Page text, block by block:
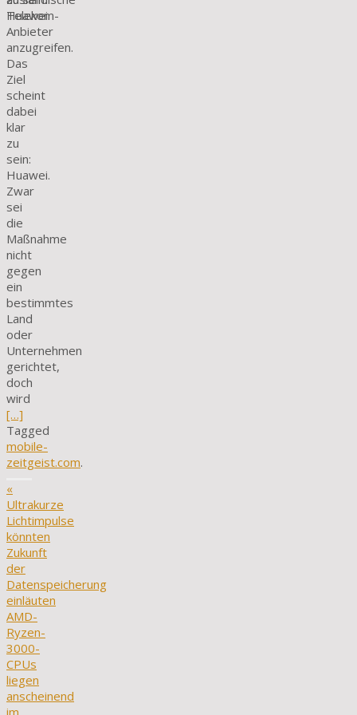
Telekom-
Anbieter
anzugreifen.
Das
Ziel
scheint
dabei
klar
zu
sein:
Huawei.
Zwar
sei
die
Maßnahme
nicht
gegen
ein
bestimmtes
Land
oder
Unternehmen
gerichtet,
doch
wird
[…]
Tagged
mobile-
zeitgeist.com.
«
Ultrakurze
Lichtimpulse
könnten
Zukunft
der
Datenspeicherung
einläuten
AMD-
Ryzen-
3000-
CPUs
liegen
anscheinend